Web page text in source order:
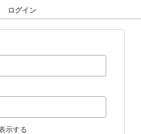
ログイン
示する